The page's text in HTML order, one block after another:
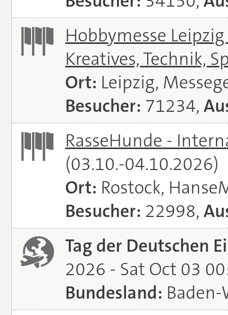
Hobbymesse
Kreatives, Technik,
Ort: Leipzig,
Besucher: 71234,
RasseHunde -
(03.10.-04.10.2026)
Ort: Rostock,
Besucher: 22998,
Tag der Deutschen
2026 - Sat Oct 03
Bundesland: